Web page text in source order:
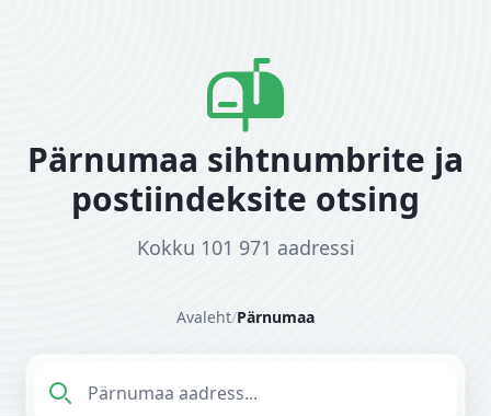
Pärnumaa sihtnumbrite ja
postiindeksite otsing
Kokku 101 971 aadressi
Avaleht/Pärnumaa